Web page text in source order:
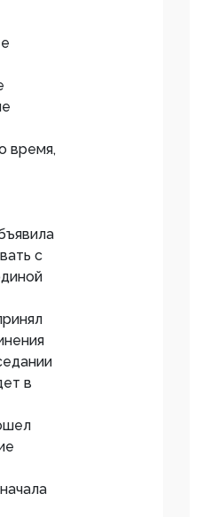
время,
с
в